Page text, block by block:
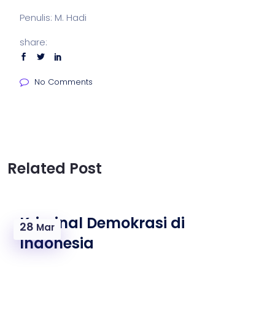
Penulis: M. Hadi
share:
No Comments
Related Post
28 Mar
Kriminal Demokrasi di
Indonesia